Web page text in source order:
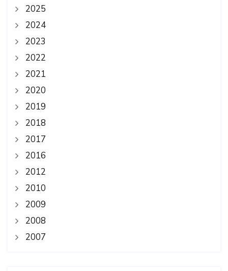
2025
2024
2023
2022
2021
2020
2019
2018
2017
2016
2012
2010
2009
2008
2007